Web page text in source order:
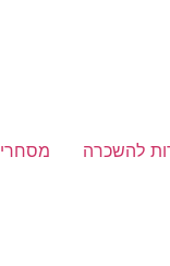
להשכרה מסחרי